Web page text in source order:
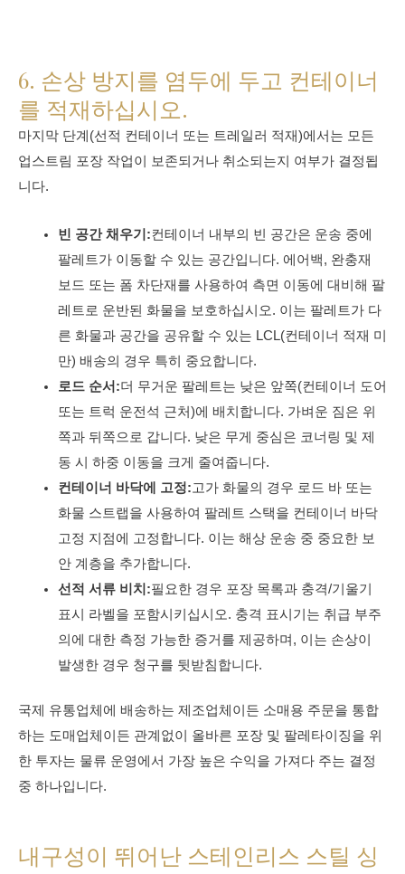
6. 손상 방지를 염두에 두고 컨테이너
를 적재하십시오.
마지막 단계(선적 컨테이너 또는 트레일러 적재)에서는 모든
업스트림 포장 작업이 보존되거나 취소되는지 여부가 결정됩
니다.
빈 공간 채우기:컨테이너 내부의 빈 공간은 운송 중에
팔레트가 이동할 수 있는 공간입니다. 에어백, 완충재
보드 또는 폼 차단재를 사용하여 측면 이동에 대비해 팔
레트로 운반된 화물을 보호하십시오. 이는 팔레트가 다
른 화물과 공간을 공유할 수 있는 LCL(컨테이너 적재 미
만) 배송의 경우 특히 중요합니다.
로드 순서:더 무거운 팔레트는 낮은 앞쪽(컨테이너 도어
또는 트럭 운전석 근처)에 배치합니다. 가벼운 짐은 위
쪽과 뒤쪽으로 갑니다. 낮은 무게 중심은 코너링 및 제
동 시 하중 이동을 크게 줄여줍니다.
컨테이너 바닥에 고정:고가 화물의 경우 로드 바 또는
화물 스트랩을 사용하여 팔레트 스택을 컨테이너 바닥
고정 지점에 고정합니다. 이는 해상 운송 중 중요한 보
안 계층을 추가합니다.
선적 서류 비치:필요한 경우 포장 목록과 충격/기울기
표시 라벨을 포함시키십시오. 충격 표시기는 취급 부주
의에 대한 측정 가능한 증거를 제공하며, 이는 손상이
발생한 경우 청구를 뒷받침합니다.
국제 유통업체에 배송하는 제조업체이든 소매용 주문을 통합
하는 도매업체이든 관계없이 올바른 포장 및 팔레타이징을 위
한 투자는 물류 운영에서 가장 높은 수익을 가져다 주는 결정
중 하나입니다.
내구성이 뛰어난 스테인리스 스틸 싱